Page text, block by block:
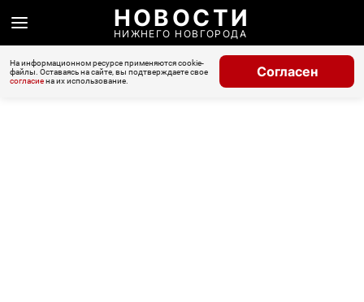
НОВОСТИ
НИЖНЕГО НОВГОРОДА
На информационном ресурсе применяются cookie-
файлы. Оставаясь на сайте, вы подтверждаете свое
согласиена их использование.
Согласен